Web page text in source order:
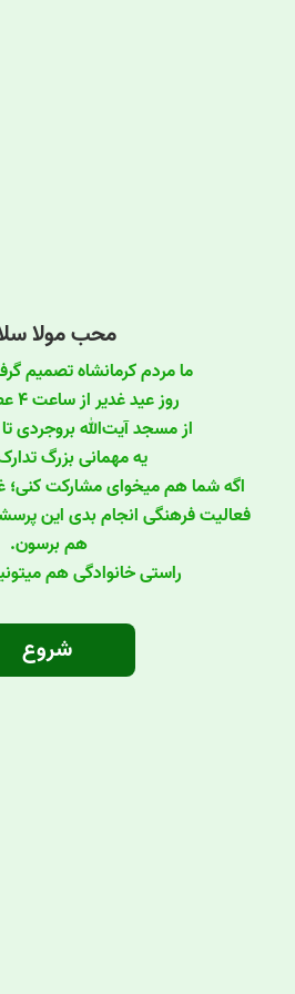
محب مولا
ما مردم کرمانشاه تصمیم
روز عید غدیر از ساعت ۴ عصر تا ۱۱ شب
از مسجد آیت‌الله بروجردی
یه مهمانی بزرگ
اگه شما هم میخوای مشارکت کنی؛
فعالیت فرهنگی انجام بدی این
هم برسون.
راستی خانوادگی هم
شروع